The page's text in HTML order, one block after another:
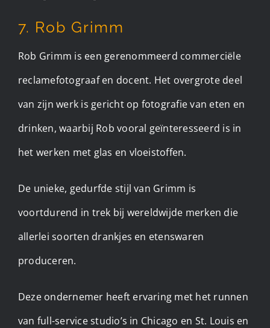
7. Rob Grimm
Rob Grimm is een gerenommeerd commerciële
reclamefotograaf en docent. Het overgrote deel
van zijn werk is gericht op fotografie van eten en
drinken, waarbij Rob vooral geïnteresseerd is in
het werken met glas en vloeistoffen.
De unieke, gedurfde stijl van Grimm is
voortdurend in trek bij wereldwijde merken die
allerlei soorten drankjes en etenswaren
produceren.
Deze ondernemer heeft ervaring met het runnen
van full-service studio’s in Chicago en St. Louis en